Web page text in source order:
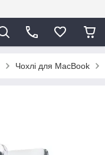
Чохлі для MacBook